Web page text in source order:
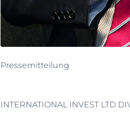
Pressemitteilung
INTERNATIONAL INVEST LTD